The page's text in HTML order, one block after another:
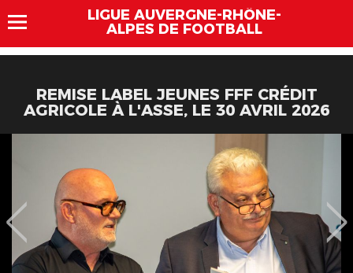
LIGUE AUVERGNE-RHÔNE-
ALPES DE FOOTBALL
REMISE LABEL JEUNES FFF CRÉDIT
AGRICOLE À L'ASSE, LE 30 AVRIL 2026